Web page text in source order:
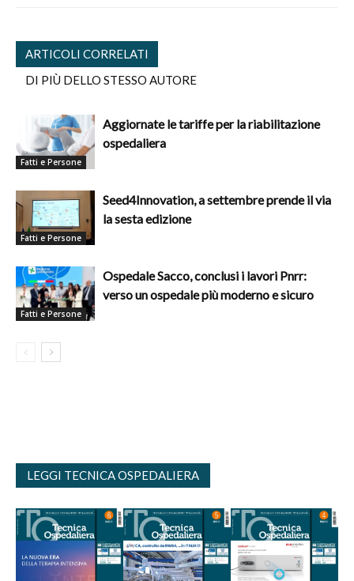
ARTICOLI CORRELATI
DI PIÙ DELLO STESSO AUTORE
Fatti e Persone
Aggiornate le tariffe per la riabilitazione
ospedaliera
Fatti e Persone
Seed4Innovation, a settembre prende il via
la sesta edizione
Fatti e Persone
Ospedale Sacco, conclusi i lavori Pnrr:
verso un ospedale più moderno e sicuro
LEGGI TECNICA OSPEDALIERA